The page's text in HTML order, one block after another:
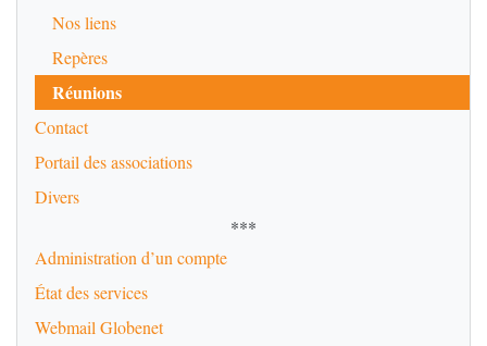
Nos liens
Repères
Réunions
Contact
Portail des associations
Divers
***
Administration d’un compte
État des services
Webmail Globenet